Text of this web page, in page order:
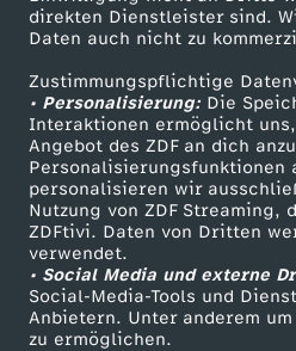
direkten Dienstleister sind.
Daten auch nicht zu
Zustimmungspflichtige
• Personalisierung:Die
Interaktionen ermöglicht
Angebot des ZDF an dich
Personalisierungsfunktionen
personalisieren wir
Nutzung von ZDF Streaming,
ZDFtivi. Daten von Dritten
verwendet.
• Social Media und externe
Social-Media-Tools und
Anbietern. Unter anderem
zu ermöglichen.
n
d
e
r
F
a
Smart TV
ZDFtext
Livestreams
Sendungen A-Z
TV-Programm
ZDF Unternehmen
Karriere